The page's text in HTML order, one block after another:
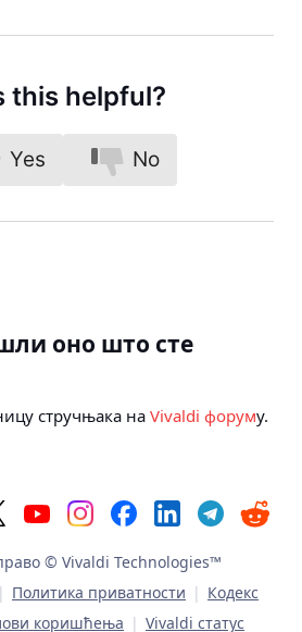
this helpful?
Yes No
оно што сте
стручњака на Vivaldi форуму.
© Vivaldi Technologies™
| Политика приватности | Кодекс
коришћења | Vivaldi статус